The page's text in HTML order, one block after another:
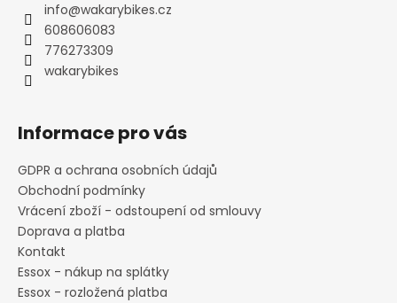
info@wakarybikes.cz
608606083
776273309
wakarybikes
Informace pro vás
GDPR a ochrana osobních údajů
Obchodní podmínky
Vrácení zboží - odstoupení od smlouvy
Doprava a platba
Kontakt
Essox - nákup na splátky
Essox - rozložená platba